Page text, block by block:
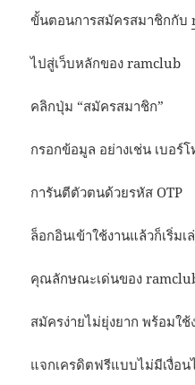
ขั้นตอนการสมัครสมาชิกกับ
ไปสู่เว็บหลักของ ramclub
คลิกปุ่ม “สมัครสมาชิก”
กรอกข้อมูล อย่างเช่น เบอร์
การันตีตัวตนด้วยรหัส OTP
ล็อกอินเข้าใช้งานแล้วก็เริ่ม
คุณลักษณะเด่นของ
สมัครง่ายไม่ยุ่งยาก พร้อมใ
แจกเครดิตฟรีแบบไม่มีเงื่อ